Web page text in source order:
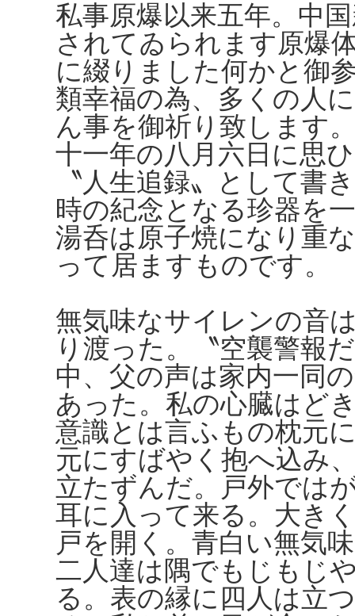
私事原爆以来五年。中
されてゐられます原爆
に綴りました何かと御
類幸福の為、多くの人
ん事を御祈り致します
十一年の八月六日に思
〝人生追録〟として書
時の紀念となる珍器を
湯呑は原子焼になり重
って居ますものです。
無気味なサイレンの音
り渡った。〝空襲警報
中、父の声は家内一同
あった。私の心臓はど
意識とは言ふもの枕元
元にすばやく抱へ込み
立たずんだ。戸外では
耳に入って来る。大き
戸を開く。青白い無気
二人達は隅でもじもじ
る。表の縁に四人は立